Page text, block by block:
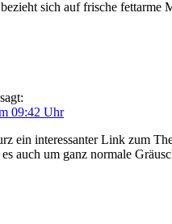
sich auf frische
sagt:
09:42 Uhr
ein interessanter Link zum
auch um ganz normale